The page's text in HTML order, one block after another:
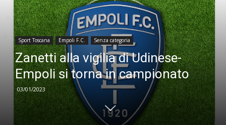
Sport Toscana Empoli F.C. Senza categoria
Zanetti alla vigilia di Udinese-
Empoli si torna in campionato
03/01/2023